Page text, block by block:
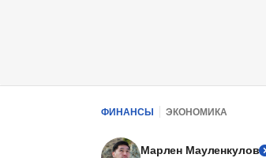
ФИНАНСЫ ЭКОНОМИКА
Марлен Мауленкулов